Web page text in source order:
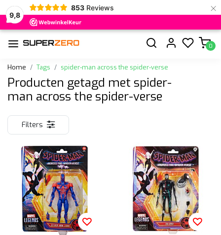
9,8
853 Reviews ×
0
Home Tags spider-man across the spider-verse
Producten getagd met spider-
man across the spider-verse
Filters